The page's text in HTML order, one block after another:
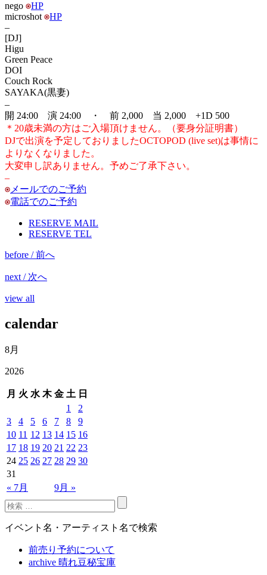
nego
HP
microshot
HP
–
[DJ]
Higu
Green Peace
DOI
Couch Rock
SAYAKA(黒妻)
–
開 24:00 演 24:00 ・ 前 2,000 当 2,000 +1D 500
＊20歳未満の方はご入場頂けません。（要身分証明書）
DJで出演を予定しておりましたOCTOPOD (live set)は事情に
よりなくなりました。
大変申し訳ありません。予めご了承下さい。
–
メールでのご予約
電話でのご予約
RESERVE MAIL
RESERVE TEL
before / 前へ
next / 次へ
view all
calendar
8月
2026
月 火 水 木 金 土 日
« 7月 9月 »
1
2
3
4 5 6 7 8
9
10 11 12 13 14 15 16
17 18 19 20 21 22 23
24 25 26 27 28 29 30
31
イベント名・アーティスト名で検索
前売り予約について
archive 晴れ豆秘宝庫